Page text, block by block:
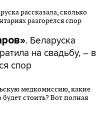
. Беларуска
на свадьбу, – в
спор